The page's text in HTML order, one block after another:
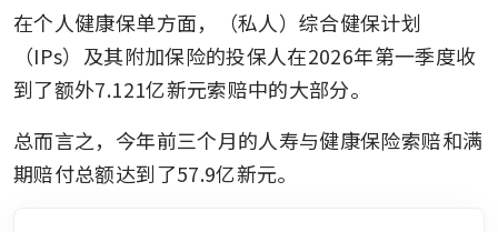
在个人健康保单方面，（私人）综合健保计划
（IPs）及其附加保险的投保人在2026年第一季度收
到了额外7.121亿新元索赔中的大部分。
总而言之，今年前三个月的人寿与健康保险索赔和满
期赔付总额达到了57.9亿新元。